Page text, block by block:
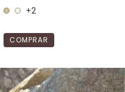
+2
COMPRAR